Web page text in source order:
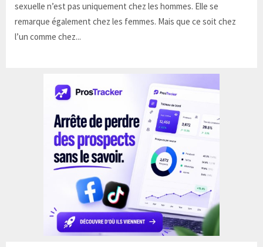
sexuelle n’est pas uniquement chez les hommes. Elle se
remarque également chez les femmes. Mais que ce soit chez
l’un comme chez...